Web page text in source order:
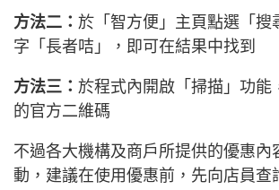
方法二： 於「智方便」主頁點選「搜
字「長者咭」，即可在結果中找到
方法三： 於程式內開啟「掃描」功能
的官方二維碼
不過各大機構及商戶所提供的優惠內
動，建議在使用優惠前，先向店員查